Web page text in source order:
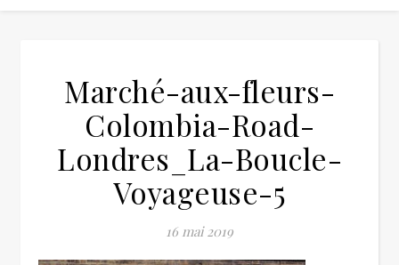
Marché-aux-fleurs-
Colombia-Road-
Londres_La-Boucle-
Voyageuse-5
16 mai 2019